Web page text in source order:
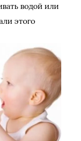
водой или
этого